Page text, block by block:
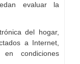
evaluar la
del hogar,
a Internet,
condiciones